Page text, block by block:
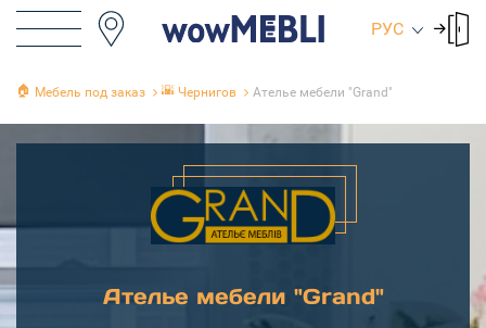
РУС
🏠 Мебель под заказ 🌇 Чернигов Ателье мебели "Grand"
Ателье мебели "Grand"